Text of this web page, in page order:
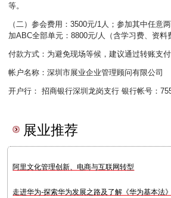
等。
（二）参会费用：3500元/1人；参加其中任意
加ABC全部单元：8800元/人（含学习费、资料
付款方式：为避免现场等候，建议通过转账支付
帐户名称：深圳市展业企业管理顾问有限公司
开户行： 招商银行深圳龙岗支行 银行帐号：
展业推荐
阿里文化管理创新、电商与互联网转型
走进华为-探索华为发展之路及了解《华为基本法